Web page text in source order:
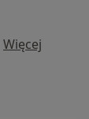
Więcej